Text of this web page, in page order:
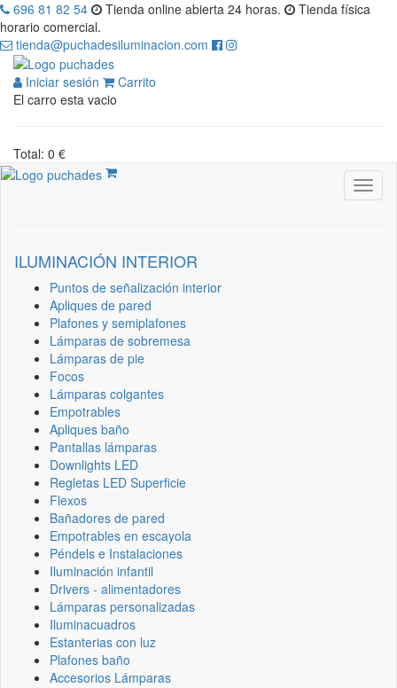
696 81 82 54 Tienda online abierta 24 horas.
Tienda física
horario comercial.
tienda@puchadesiluminacion.com
Iniciar sesión
Carrito
El carro esta vacio
Total: 0 €
ILUMINACIÓN INTERIOR
Puntos de señalización interior
Apliques de pared
Plafones y semiplafones
Lámparas de sobremesa
Lámparas de pie
Focos
Lámparas colgantes
Empotrables
Apliques baño
Pantallas lámparas
Downlights LED
Regletas LED Superficie
Flexos
Bañadores de pared
Empotrables en escayola
Péndels e Instalaciones
Iluminación infantil
Drivers - alimentadores
Lámparas personalizadas
Iluminacuadros
Estanterias con luz
Plafones baño
Accesorios Lámparas